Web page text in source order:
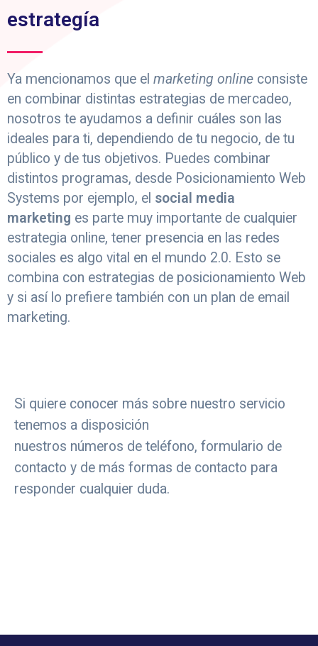
estrategía
Ya mencionamos que el marketing online consiste
en combinar distintas estrategias de mercadeo,
nosotros te ayudamos a definir cuáles son las
ideales para ti, dependiendo de tu negocio, de tu
público y de tus objetivos. Puedes combinar
distintos programas, desde Posicionamiento Web
Systems por ejemplo, el social media
marketing es parte muy importante de cualquier
estrategia online, tener presencia en las redes
sociales es algo vital en el mundo 2.0. Esto se
combina con estrategias de posicionamiento Web
y si así lo prefiere también con un plan de email
marketing.
Si quiere conocer más sobre nuestro servicio
tenemos a disposición
nuestros números de teléfono, formulario de
contacto y de más formas de contacto para
responder cualquier duda.